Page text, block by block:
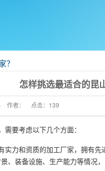
？
怎样挑选最适合的昆
作者： 点击： 139
需要考虑以下几个方面：
实力和资质的加工厂家，拥有
、装备设施、生产能力等情况